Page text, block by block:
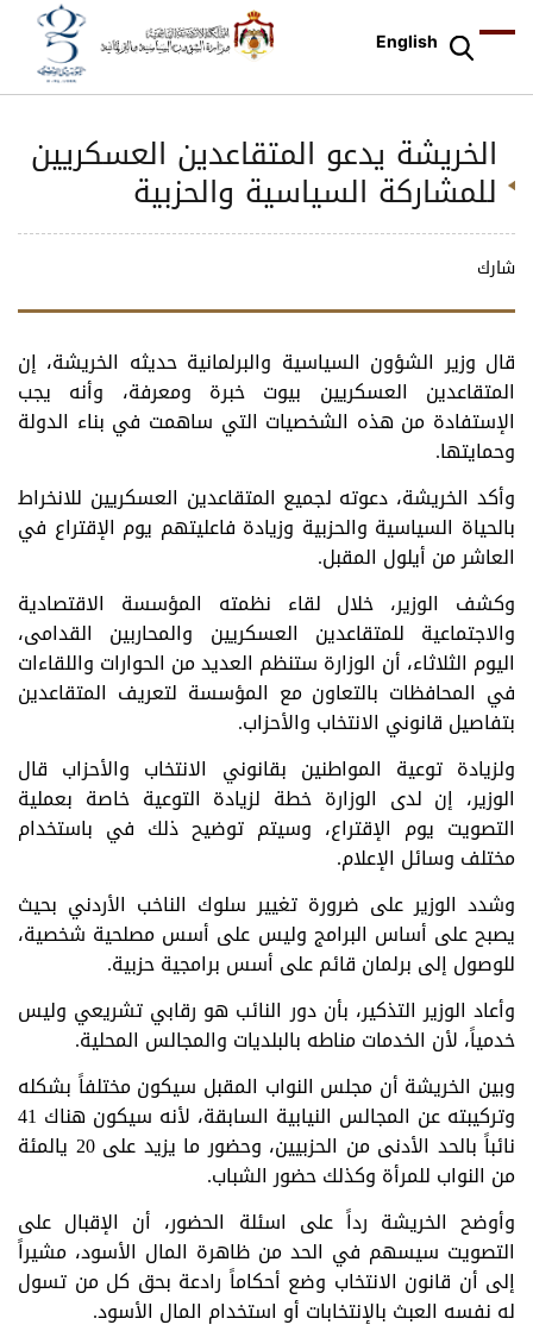
English
الخريشة يدعو المتقاعدين العسكريين
للمشاركة السياسية والحزبية
شارك
قال وزير الشؤون السياسية والبرلمانية حديثه الخريشة، إن
المتقاعدين العسكريين بيوت خبرة ومعرفة، وأنه يجب
الإستفادة من هذه الشخصيات التي ساهمت في بناء الدولة
وحمايتها.
وأكد الخريشة، دعوته لجميع المتقاعدين العسكريين للانخراط
بالحياة السياسية والحزبية وزيادة فاعليتهم يوم الإقتراع في
العاشر من أيلول المقبل.
وكشف الوزير، خلال لقاء نظمته المؤسسة الاقتصادية
والاجتماعية للمتقاعدين العسكريين والمحاربين القدامى،
اليوم الثلاثاء، أن الوزارة ستنظم العديد من الحوارات واللقاءات
في المحافظات بالتعاون مع المؤسسة لتعريف المتقاعدين
بتفاصيل قانوني الانتخاب والأحزاب.
ولزيادة توعية المواطنين بقانوني الانتخاب والأحزاب قال
الوزير، إن لدى الوزارة خطة لزيادة التوعية خاصة بعملية
التصويت يوم الإقتراع، وسيتم توضيح ذلك في باستخدام
مختلف وسائل الإعلام.
وشدد الوزير على ضرورة تغيير سلوك الناخب الأردني بحيث
يصبح على أساس البرامج وليس على أسس مصلحية شخصية،
للوصول إلى برلمان قائم على أسس برامجية حزبية.
وأعاد الوزير التذكير، بأن دور النائب هو رقابي تشريعي وليس
خدمياً، لأن الخدمات مناطه بالبلديات والمجالس المحلية.
وبين الخريشة أن مجلس النواب المقبل سيكون مختلفاً بشكله
وتركيبته عن المجالس النيابية السابقة، لأنه سيكون هناك 41
نائباً بالحد الأدنى من الحزبيين، وحضور ما يزيد على 20 يالمئة
من النواب للمرأة وكذلك حضور الشباب.
وأوضح الخريشة رداً على اسئلة الحضور، أن الإقبال على
التصويت سيسهم في الحد من ظاهرة المال الأسود، مشيراً
إلى أن قانون الانتخاب وضع أحكاماً رادعة بحق كل من تسول
له نفسه العبث بالإنتخابات أو استخدام المال الأسود.